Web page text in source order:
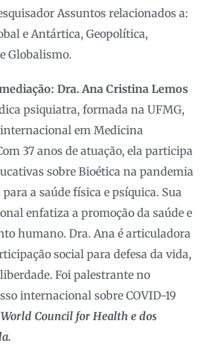
Assuntos relacionados a:
e Antártica, Geopolítica,
Globalismo.
Dra. Ana Cristina Lemos
psiquiatra, formada na UFMG,
em Medicina
37 anos de atuação, ela participa
sobre Bioética na pandemia
a saúde física e psíquica. Sua
enfatiza a promoção da saúde e
humano. Dra. Ana é articuladora
social para defesa da vida,
Foi palestrante no
internacional sobre COVID-19
World Council for Health e dos